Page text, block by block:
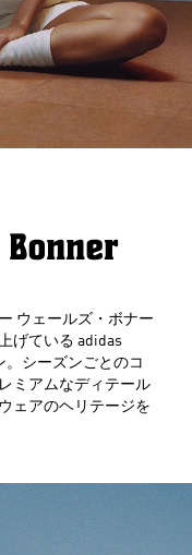
ウェールズ・ボナー
げている adidas
。シーズンごとのコ
ミアムなディテール
ェアのヘリテージを